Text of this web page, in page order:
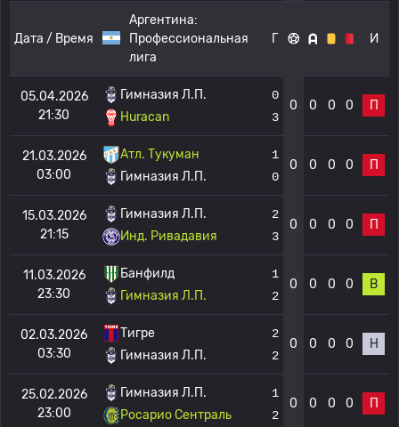
Дата / Время
Аргентина:
Профессиональная
лига
Г И
05.04.2026
21:30
Гимназия Л.П.
Huracan
0
3
0 0 0 0 П
21.03.2026
03:00
Атл. Тукуман
Гимназия Л.П.
1
0
0 0 0 0 П
15.03.2026
21:15
Гимназия Л.П.
Инд. Ривадавия
2
3
0 0 0 0 П
11.03.2026
23:30
Банфилд
Гимназия Л.П.
1
2
0 0 0 0 В
02.03.2026
03:30
Тигре
Гимназия Л.П.
2
2
0 0 0 0 Н
25.02.2026
23:00
Гимназия Л.П.
Росарио Сентраль
1
2
0 0 0 0 П